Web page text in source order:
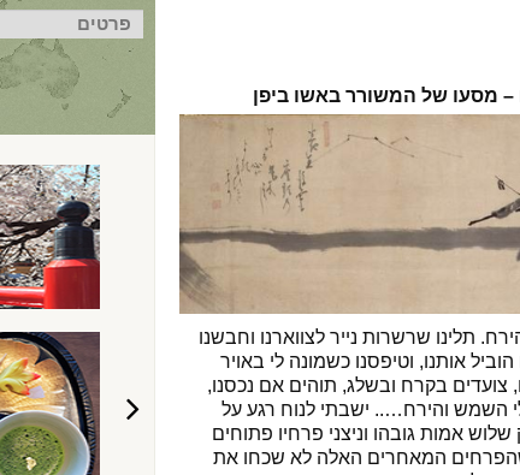
– מסעו של המשורר באשו ביפן
תלינו שרשרות נייר לצווארנו וחבשנו
אותנו, וטיפסנו כשמונה לי באויר
צועדים בקרח ובשלג, תוהים אם נכסנו,
השמש והירח….. ישבתי לנוח רגע על
אמות גובהו וניצני פרחיו פתוחים
המאחרים האלה לא שכחו את